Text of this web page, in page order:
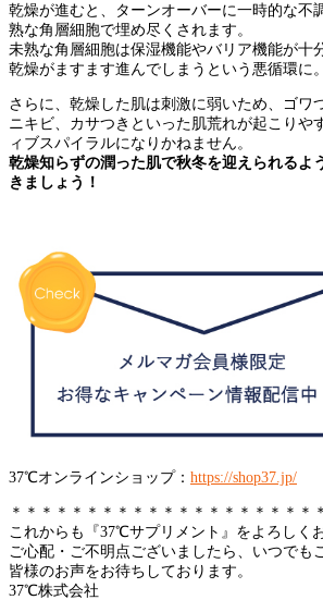
乾燥が進むと、ターンオーバーに一時的な不
熟な角層細胞で埋め尽くされます。
未熟な角層細胞は保湿機能やバリア機能が十
乾燥がますます進んでしまうという悪循環に。
さらに、乾燥した肌は刺激に弱いため、ゴワ
ニキビ、カサつきといった肌荒れが起こりや
ィブスパイラルになりかねません。
乾燥知らずの潤った肌で秋冬を迎えられるよ
きましょう！
37℃オンラインショップ： https://shop37.jp/
＊＊＊＊＊＊＊＊＊＊＊＊＊＊＊＊＊＊＊＊
これからも『37℃サプリメント』をよろしく
ご心配・ご不明点ございましたら、いつでも
皆様のお声をお待ちしております。
37℃株式会社